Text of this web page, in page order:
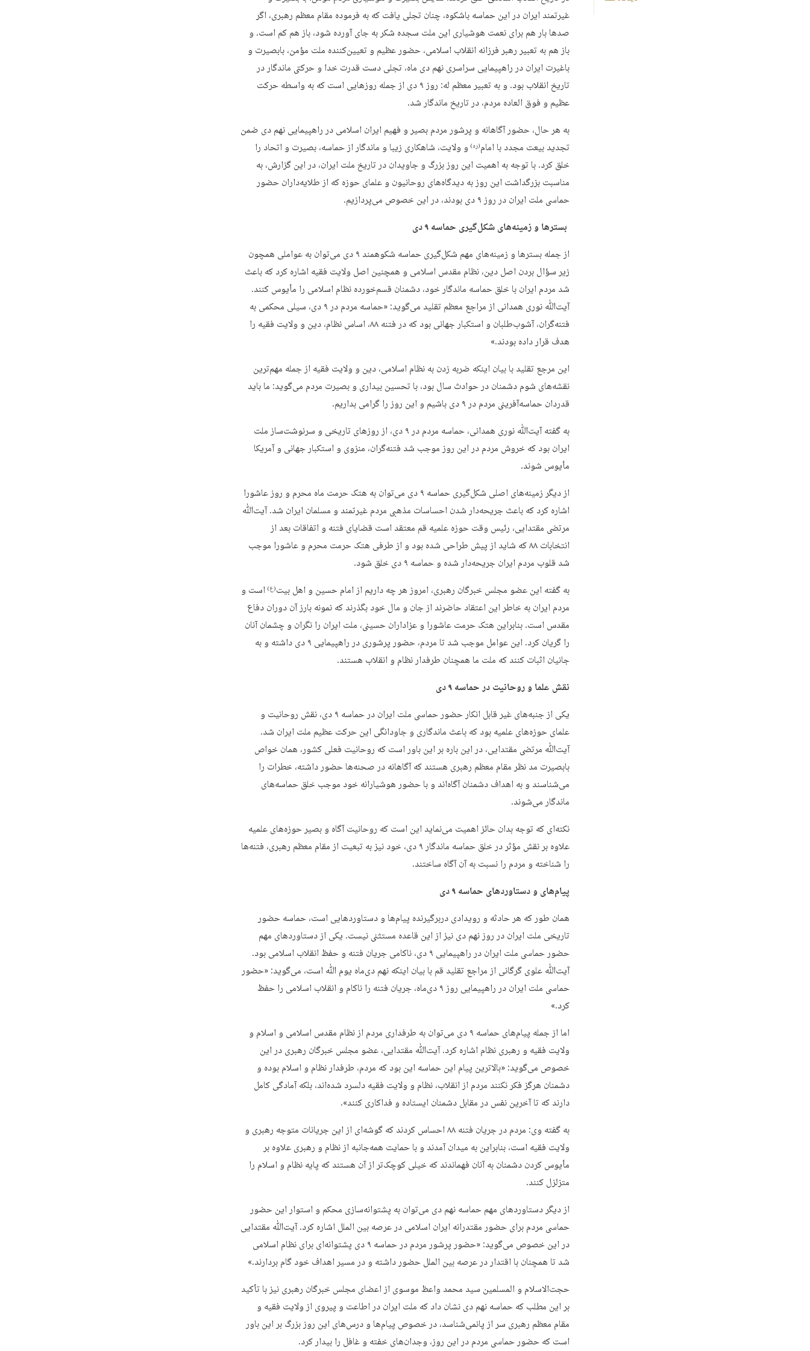
غیرتمند ایران در این حماسه باشکوه، چنان تجلی یافت که به فرموده مقام معظم رهبری، اگر
صدها بار هم برای نعمت هوشیاری این ملت سجده شکر به جای آورده شود، باز هم کم است. و
باز هم به تعبیر رهبر فرزانه انقلاب اسلامی، حضور عظیم و تعیین‌کننده ملت مؤمن، بابصیرت و
باغیرت ایران در راهپیمایی سراسری نهم دی ماه، تجلی دست قدرت خدا و حرکتی ماندگار در
تاریخ انقلاب بود. و به تعبیر معظم له: روز ۹ دی از جمله روزهایی است که به واسطه حرکت
عظیم و فوق العاده مردم، در تاریخ ماندگار شد.
به هر حال، حضور آگاهانه و پرشور مردم بصیر و فهیم ایران اسلامی در راهپیمایی نهم دی ضمن
تجدید بیعت مجدد با امام(ره)و ولایت، شاهکاری زیبا و ماندگار از حماسه، بصیرت و اتحاد را
خلق کرد. با توجه به اهمیت این روز بزرگ و جاویدان در تاریخ ملت ایران، در این گزارش، به
مناسبت بزرگداشت این روز به دیدگاه‌های روحانیون و علمای حوزه که از طلایه‌داران حضور
حماسی ملت ایران در روز ۹ دی بودند، در این خصوص می‌پردازیم.
بسترها و زمینه‌های شکل‌گیری حماسه ۹ دی
از جمله بسترها و زمینه‌های مهم شکل‌گیری حماسه شکوهمند ۹ دی می‌توان به عواملی همچون
زیر سؤال بردن اصل دین، نظام مقدس اسلامی و همچنین اصل ولایت فقیه اشاره کرد که باعث
شد مردم ایران با خلق حماسه ماندگار خود، دشمنان قسم‌خورده نظام اسلامی را مأیوس کنند.
آیت‌ﷲ نوری همدانی از مراجع معظم تقلید می‌گوید: «حماسه مردم در ۹ دی، سیلی محکمی به
فتنه‌گران، آشوب‌طلبان و استکبار جهانی بود که در فتنه ۸۸، اساس نظام، دین و ولایت فقیه را
هدف قرار داده بودند.»
این مرجع تقلید با بیان اینکه ضربه زدن به نظام اسلامی، دین و ولایت فقیه از جمله مهم‌ترین
نقشه‌های شوم دشمنان در حوادث سال بود، با تحسین بیداری و بصیرت مردم می‌گوید: ما باید
قدردان حماسه‌آفرینی مردم در ۹ دی باشیم و این روز را گرامی بداریم.
به گفته آیت‌ﷲ نوری همدانی، حماسه مردم در ۹ دی، از روزهای تاریخی و سرنوشت‌ساز ملت
ایران بود که خروش مردم در این روز موجب شد فتنه‌گران، منزوی و استکبار جهانی و آمریکا
مأیوس شوند.
از دیگر زمینه‌های اصلی شکل‌گیری حماسه ۹ دی می‌توان به هتک حرمت ماه محرم و روز عاشورا
اشاره کرد که باعث جریحه‌دار شدن احساسات مذهبی مردم غیرتمند و مسلمان ایران شد. آیت‌ﷲ
مرتضی مقتدایی، رئیس وقت حوزه علمیه قم معتقد است قضایای فتنه و اتفاقات بعد از
انتخابات ۸۸ که شاید از پیش طراحی شده بود و از طرفی هتک حرمت محرم و عاشورا موجب
شد قلوب مردم ایران جریحه‌دار شده و حماسه ۹ دی خلق شود.
به گفته این عضو مجلس خبرگان رهبری، امروز هر چه داریم از امام حسین و اهل بیت(ع)است و
مردم ایران به خاطر این اعتقاد حاضرند از جان و مال خود بگذرند که نمونه بارز آن دوران دفاع
مقدس است. بنابراین هتک حرمت عاشورا و عزاداران حسینی، ملت ایران را نگران و چشمان آنان
را گریان کرد. این عوامل موجب شد تا مردم، حضور پرشوری در راهپیمایی ۹ دی داشته و به
جانیان اثبات کنند که ملت ما همچنان طرفدار نظام و انقلاب هستند.
نقش علما و روحانیت در حماسه ۹ دی
یکی از جنبه‌های غیر قابل انکار حضور حماسی ملت ایران در حماسه ۹ دی، نقش روحانیت و
علمای حوزه‌های علمیه بود که باعث ماندگاری و جاودانگی این حرکت عظیم ملت ایران شد.
آیت‌ﷲ مرتضی مقتدایی، در این باره بر این باور است که روحانیت فعلی کشور، همان خواص
بابصیرت مد نظر مقام معظم رهبری هستند که آگاهانه در صحنه‌ها حضور داشته، خطرات را
می‌شناسند و به اهداف دشمنان آگاه‌اند و با حضور هوشیارانه خود موجب خلق حماسه‌های
ماندگار می‌شوند.
نکته‌ای که توجه بدان حائز اهمیت می‌نماید این است که روحانیت آگاه و بصیر حوزه‌های علمیه
علاوه بر نقش مؤثر در خلق حماسه ماندگار ۹ دی، خود نیز به تبعیت از مقام معظم رهبری، فتنه‌ها
را شناخته و مردم را نسبت به آن آگاه ساختند.
پیام‌های و دستاوردهای حماسه ۹ دی
همان طور که هر حادثه و رویدادی دربرگیرنده پیام‌ها و دستاوردهایی است، حماسه حضور
تاریخی ملت ایران در روز نهم دی نیز از این قاعده مستثنی نیست. یکی از دستاوردهای مهم
حضور حماسی ملت ایران در راهپیمایی ۹ دی، ناکامی جریان فتنه و حفظ انقلاب اسلامی بود.
آیت‌ﷲ علوی گرگانی از مراجع تقلید قم با بیان اینکه نهم دی‌ماه یوم ﷲ است، می‌گوید: «حضور
حماسی ملت ایران در راهپیمایی روز ۹ دی‌ماه، جریان فتنه را ناکام و انقلاب اسلامی را حفظ
کرد.»
اما از جمله پیام‌های حماسه ۹ دی می‌توان به طرفداری مردم از نظام مقدس اسلامی و اسلام و
ولایت فقیه و رهبری نظام اشاره کرد. آیت‌ﷲ مقتدایی، عضو مجلس خبرگان رهبری در این
خصوص می‌گوید: «بالاترین پیام این حماسه این بود که مردم، طرفدار نظام و اسلام بوده و
دشمنان هرگز فکر نکنند مردم از انقلاب، نظام و ولایت فقیه دلسرد شده‌اند، بلکه آمادگی کامل
دارند که تا آخرین نفس در مقابل دشمنان ایستاده و فداکاری کنند».
به گفته وی: مردم در جریان فتنه ۸۸ احساس کردند که گوشه‌ای از این جریانات متوجه رهبری و
ولایت فقیه است، بنابراین به میدان آمدند و با حمایت همه‌جانبه از نظام و رهبری علاوه بر
مأیوس کردن دشمنان به آنان فهماندند که خیلی کوچک‌تر از آن هستند که پایه نظام و اسلام را
متزلزل کنند.
از دیگر دستاوردهای مهم حماسه نهم دی می‌توان به پشتوانه‌سازی محکم و استوار این حضور
حماسی مردم برای حضور مقتدرانه ایران اسلامی در عرصه بین الملل اشاره کرد. آیت‌ﷲ مقتدایی
در این خصوص می‌گوید: «حضور پرشور مردم در حماسه ۹ دی پشتوانه‌ای برای نظام اسلامی
شد تا همچنان با اقتدار در عرصه بین الملل حضور داشته و در مسیر اهداف خود گام بردارند.»
حجت‌الاسلام و المسلمین سید محمد واعظ موسوی از اعضای مجلس خبرگان رهبری نیز با تأکید
بر این مطلب که حماسه نهم دی نشان داد که ملت ایران در اطاعت و پیروی از ولایت فقیه و
مقام معظم رهبری سر از پانمی‌شناسد، در خصوص پیام‌ها و درس‌های این روز بزرگ بر این باور
است که حضور حماسی مردم در این روز، وجدان‌های خفته و غافل را بیدار کرد.